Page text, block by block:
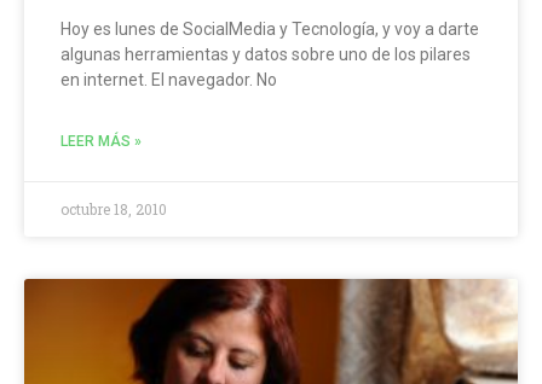
Hoy es lunes de SocialMedia y Tecnología, y voy a darte
algunas herramientas y datos sobre uno de los pilares
en internet. El navegador. No
LEER MÁS »
octubre 18, 2010